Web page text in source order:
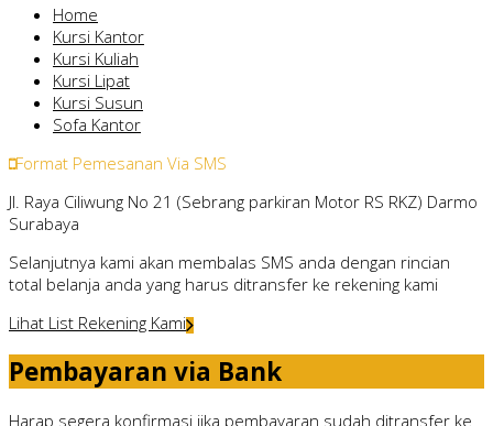
Home
Kursi Kantor
Kursi Kuliah
Kursi Lipat
Kursi Susun
Sofa Kantor
Format Pemesanan Via SMS
Jl. Raya Ciliwung No 21 (Sebrang parkiran Motor RS RKZ) Darmo
Surabaya
Selanjutnya kami akan membalas SMS anda dengan rincian
total belanja anda yang harus ditransfer ke rekening kami
Lihat List Rekening Kami
Pembayaran via Bank
Harap segera konfirmasi jika pembayaran sudah ditransfer ke